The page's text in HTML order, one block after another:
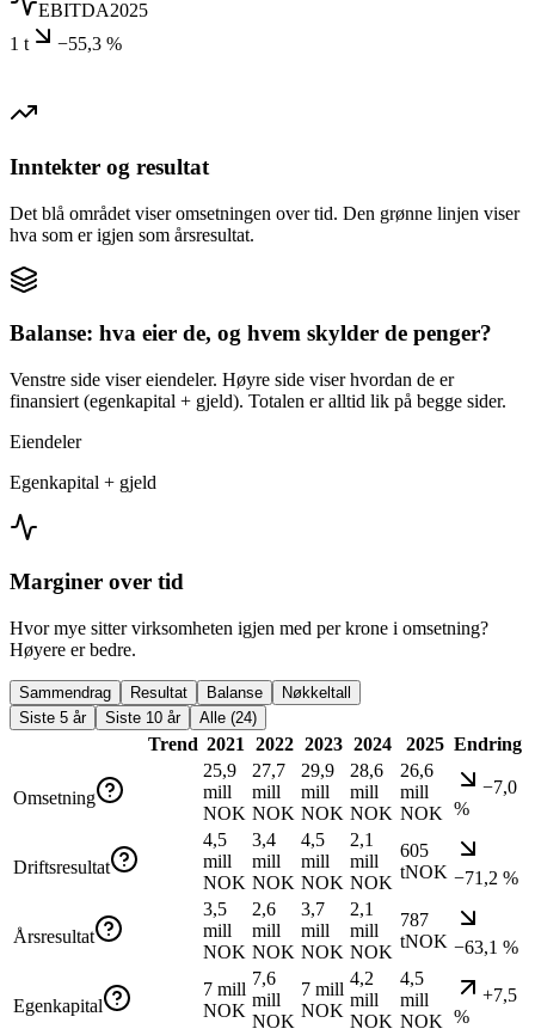
EBITDA2025
1 t
−55,3 %
Inntekter og resultat
Det blå området viser omsetningen over tid. Den grønne linjen viser
hva som er igjen som årsresultat.
Balanse: hva eier de, og hvem skylder de penger?
Venstre side viser eiendeler. Høyre side viser hvordan de er
finansiert (egenkapital + gjeld). Totalen er alltid lik på begge sider.
Eiendeler
Egenkapital + gjeld
Marginer over tid
Hvor mye sitter virksomheten igjen med per krone i omsetning?
Høyere er bedre.
Sammendrag Resultat Balanse
Nøkkeltall
Siste 5 år
Siste 10 år Alle (24)
Trend 2021 2022 2023 2024 2025 Endring
Omsetning
25,9
mill
NOK
27,7
mill
NOK
29,9
mill
NOK
28,6
mill
NOK
26,6
mill
NOK
−7,0
%
Driftsresultat
4,5
mill
NOK
3,4
mill
NOK
4,5
mill
NOK
2,1
mill
NOK
605
tNOK −71,2 %
Årsresultat
3,5
mill
NOK
2,6
mill
NOK
3,7
mill
NOK
2,1
mill
NOK
787
tNOK −63,1 %
Egenkapital
7 mill
NOK
7,6
mill
NOK
7 mill
NOK
4,2
mill
NOK
4,5
mill
NOK
+7,5
%